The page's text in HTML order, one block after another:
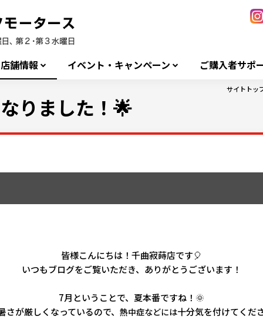
店舗情報 イベント・キャンペーン ご購入者サポ
サイトトッ
りました！🌟
皆様こんにちは！千曲寂蒔店です🎈
いつもブログをご覧いただき、ありがとうございます！
7月ということで、夏本番ですね！🌞
さが厳しくなっているので、 熱中症などには十分気を付けてくだ